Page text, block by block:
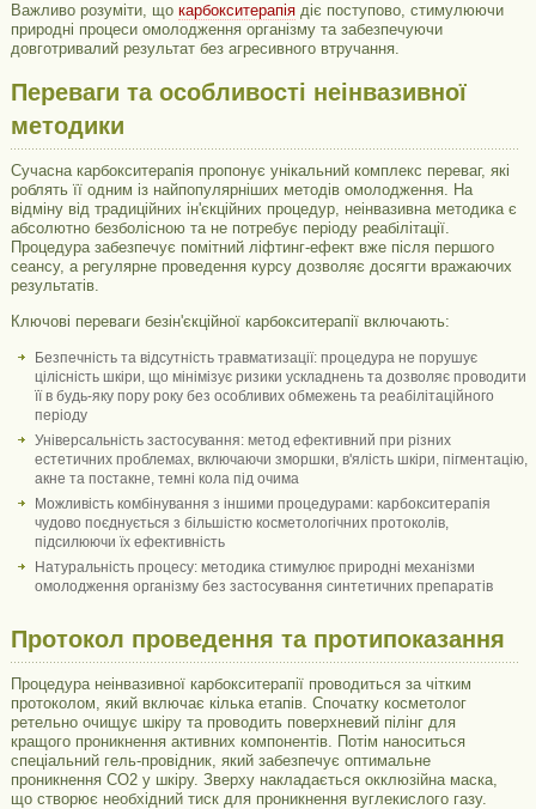
Важливо розуміти, що карбокситерапіядіє поступово, стимулюючи
природні процеси омолодження організму та забезпечуючи
довготривалий результат без агресивного втручання.
Переваги та особливості неінвазивної
методики
Сучасна карбокситерапія пропонує унікальний комплекс переваг, які
роблять її одним із найпопулярніших методів омолодження. На
відміну від традиційних ін'єкційних процедур, неінвазивна методика є
абсолютно безболісною та не потребує періоду реабілітації.
Процедура забезпечує помітний ліфтинг-ефект вже після першого
сеансу, а регулярне проведення курсу дозволяє досягти вражаючих
результатів.
Ключові переваги безін'єкційної карбокситерапії включають:
Безпечність та відсутність травматизації: процедура не порушує
цілісність шкіри, що мінімізує ризики ускладнень та дозволяє проводити
її в будь-яку пору року без особливих обмежень та реабілітаційного
періоду
Універсальність застосування: метод ефективний при різних
естетичних проблемах, включаючи зморшки, в'ялість шкіри, пігментацію,
акне та постакне, темні кола під очима
Можливість комбінування з іншими процедурами: карбокситерапія
чудово поєднується з більшістю косметологічних протоколів,
підсилюючи їх ефективність
Натуральність процесу: методика стимулює природні механізми
омолодження організму без застосування синтетичних препаратів
Протокол проведення та протипоказання
Процедура неінвазивної карбокситерапії проводиться за чітким
протоколом, який включає кілька етапів. Спочатку косметолог
ретельно очищує шкіру та проводить поверхневий пілінг для
кращого проникнення активних компонентів. Потім наноситься
спеціальний гель-провідник, який забезпечує оптимальне
проникнення CO2 у шкіру. Зверху накладається окклюзійна маска,
що створює необхідний тиск для проникнення вуглекислого газу.